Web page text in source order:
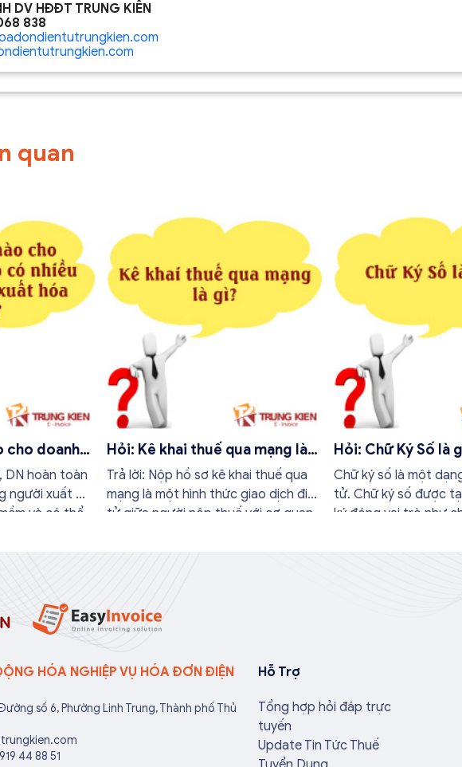
DV HĐĐT TRUNG KIÊN
838
quan
cho doanh
cùng
DN hoàn toàn
người xuất HĐ
và có thể
cho hóa đơn.
ký bằng tên
Hỏi: Kê khai thuế qua mạng là
gì?
Trả lời: Nộp hồ sơ kê khai thuế qua
mạng là một hình thức giao dịch điện
tử giữa người nộp thuế với cơ quan
dịch đã được pháp luật về thuế quy
Hỏi: Chữ Ký Số là
Chữ ký số là một
tử. Chữ ký số được
ký đóng vai trò như
nghiệp và được thừa
HÓA NGHIỆP VỤ HÓA ĐƠN ĐIỆN
số 6, Phường Linh Trung, Thành phố Thủ
44 88 51
Hỗ Trợ
Tổng hợp hỏi đáp trực
tuyến
Update Tin Tức Thuế